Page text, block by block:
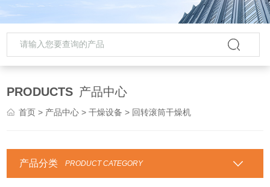
PRODUCTS 产品中心
首页 > 产品中心 >干燥设备 > 回转滚筒干燥机
产品分类 PRODUCT CATEGORY